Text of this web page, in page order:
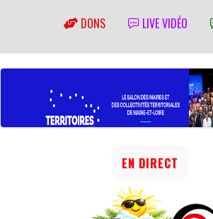
DONS LIVE VIDÉO
EN DIRECT